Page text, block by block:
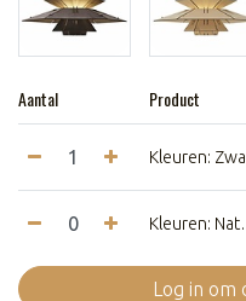
Aantal Product
Kleuren:
Log in om